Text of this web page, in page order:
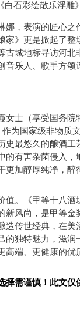
白石彩绘散乐浮雕
娜，表演的匠心
家》更是掀起了
古城地标寻访河
音乐人、歌手方
女士（享受国务
为国家级非物质
史最悠久的酿酒
的有害杂菌侵入
加醇厚纯净，醉
值。《甲等十八
新风尚，是甲等
造传世经典，在
的独特魅力，滋润
端、更健康的优
择需谨慎！此文仅